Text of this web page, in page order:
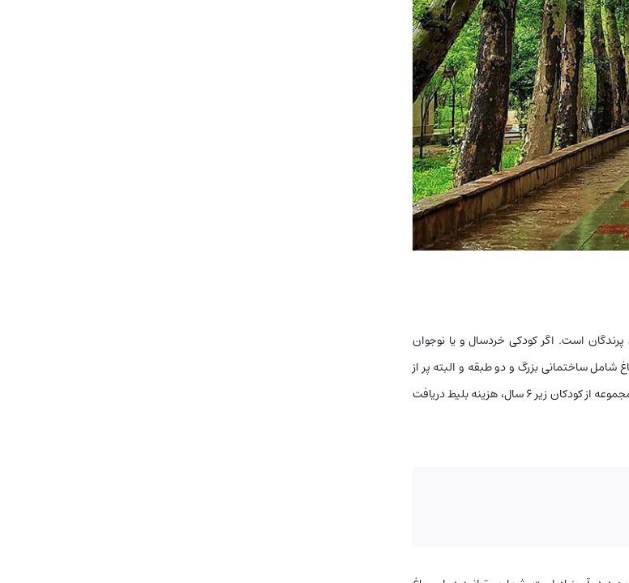
است. اگر کودکی خردسال و یا نوجوان
شامل ساختمانی بزرگ و دو طبقه و البته پر از
قفس است که در مساحت ۱۰ هزار مترمربع احداث شده‌است. گفتنی است که این مجموعه از کودکان زیر ۶ سال، هزینه بلیط دریافت